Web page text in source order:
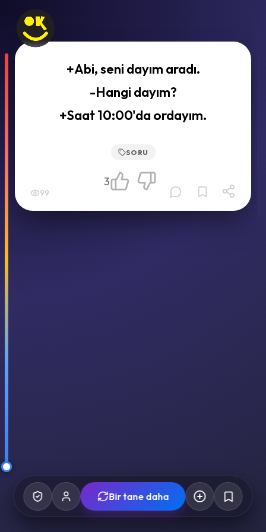
+Abi, seni dayım aradı.
-Hangi dayım?
+Saat 10:00'da ordayım.
SORU
99
3
Bir tane daha